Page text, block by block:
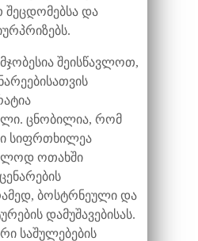
შეცდომებსა და
შეისწავლოთ,
ცნობილია, რომ
სიფრთხილეა
ოთახში
ბოსტრნეული და
დამუშავებისას.
საშულებების